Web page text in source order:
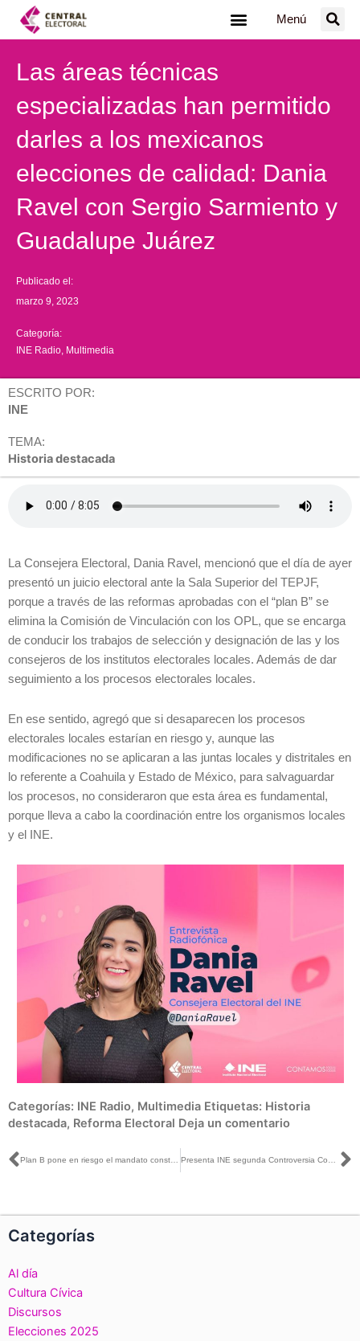
Menú
Las áreas técnicas
especializadas han permitido
darles a los mexicanos
elecciones de calidad: Dania
Ravel con Sergio Sarmiento y
Guadalupe Juárez
Publicado el:
marzo 9, 2023
Categoría:
INE Radio Multimedia
ESCRITO POR:
INE
TEMA:
Historia destacada
La Consejera Electoral, Dania Ravel, mencionó que el día de ayer
presentó un juicio electoral ante la Sala Superior del TEPJF,
porque a través de las reformas aprobadas con el “plan B” se
elimina la Comisión de Vinculación con los OPL, que se encarga
de conducir los trabajos de selección y designación de las y los
consejeros de los institutos electorales locales. Además de dar
seguimiento a los procesos electorales locales.
En ese sentido, agregó que si desaparecen los procesos
electorales locales estarían en riesgo y, aunque las
modificaciones no se aplicaran a las juntas locales y distritales en
lo referente a Coahuila y Estado de México, para salvaguardar
los procesos, no consideraron que esta área es fundamental,
porque lleva a cabo la coordinación entre los organismos locales
y el INE.
Categorías: INE Radio, Multimedia Etiquetas: Historia
destacada, Reforma Electoral Deja un comentario
Ant
Categorías
Al día
Cultura Cívica
Discursos
Elecciones 2025